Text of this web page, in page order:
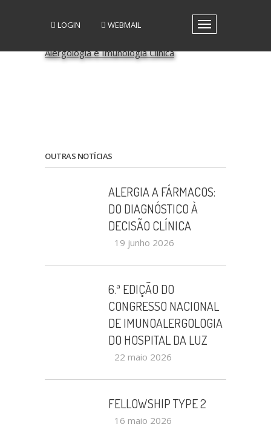
Toggle
GRUPOS DE INTERESSE
CONTACTOS
LOGIN WEBMAIL
OUTRAS NOTÍCIAS
ALERGIA A FÁRMACOS:
DO DIAGNÓSTICO À
DECISÃO CLÍNICA
19 junho 2026
6.ª EDIÇÃO DO
CONGRESSO NACIONAL
DE IMUNOALERGOLOGIA
DO HOSPITAL DA LUZ
22 maio 2026
FELLOWSHIP TYPE 2
16 maio 2026